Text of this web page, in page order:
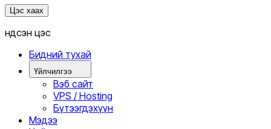
Цэс хаах
Үндсэн цэс
Бидний тухай
Үйлчилгээ
Вэб сайт
VPS / Hosting
Бүтээгдэхүүн
Мэдээ